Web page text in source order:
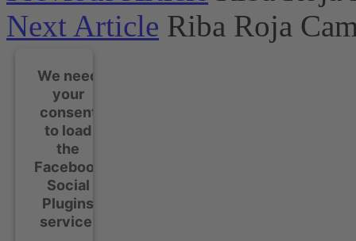
Next Article Riba Roja
We need
your
consent
to load
the
Facebook
Social
Plugins
service!